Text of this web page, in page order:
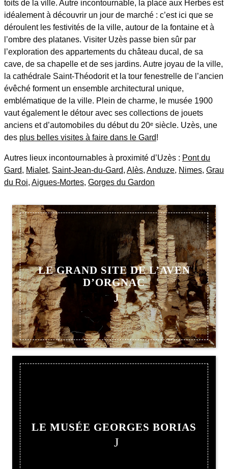
toits de la ville. Autre incontournable, la place aux Herbes est
idéalement à découvrir un jour de marché : c’est ici que se
déroulent les festivités de la ville, autour de la fontaine et à
l’ombre des platanes. Visiter Uzès passe bien sûr par
l’exploration des appartements du château ducal, de sa
cave, de sa chapelle et de ses jardins. Autre joyau de la ville,
la cathédrale Saint-Théodorit et la tour fenestrelle de l’ancien
évêché forment un ensemble architectural unique,
emblématique de la ville. Plein de charme, le musée 1900
vaut également le détour avec ses collections de jouets
anciens et d’automobiles du début du 20ᵉ siècle. Uzès, une
des plus belles visites à faire dans le Gard!
Autres lieux incontournables à proximité d’Uzès : Pont du
Gard, Mialet, Saint-Jean-du-Gard, Alès, Anduze, Nimes, Grau
du Roi, Aigues-Mortes, Gorges du Gardon
LE GRAND SITE DE L’AVEN
D’ORGNAC
LE MUSÉE GEORGES BORIAS